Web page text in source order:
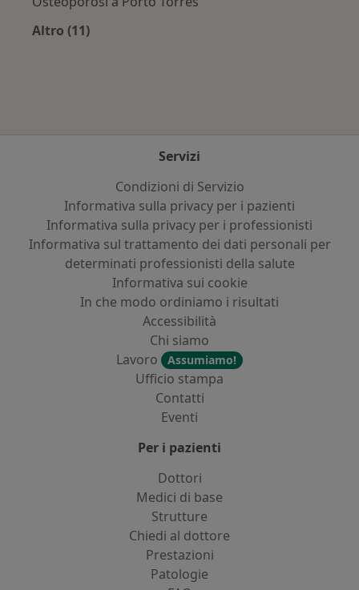
Altro (11)
Servizi
Condizioni di Servizio
Informativa sulla privacy per i pazienti
Informativa sulla privacy per i professionisti
Informativa sul trattamento dei dati personali per
determinati professionisti della salute
Informativa sui cookie
In che modo ordiniamo i risultati
Accessibilità
Chi siamo
Lavoro
Assumiamo!
Ufficio stampa
Contatti
Eventi
Per i pazienti
Dottori
Medici di base
Strutture
Chiedi al dottore
Prestazioni
Patologie